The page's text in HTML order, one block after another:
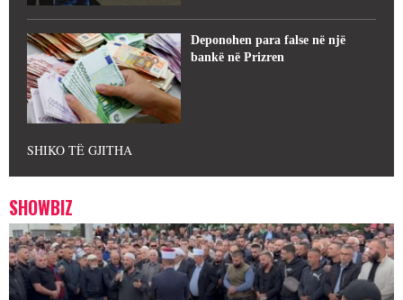
Deponohen para false në një
bankë në Prizren
SHIKO TË GJITHA
SHOWBIZ